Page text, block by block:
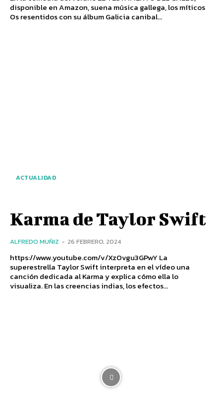
disponible en Amazon, suena música gallega, los míticos
Os resentidos con su álbum Galicia canibal...
ACTUALIDAD
Karma de Taylor Swift
ALFREDO MUÑIZ - 26 FEBRERO, 2024
https://www.youtube.com/v/XzOvgu3GPwY La
superestrella Taylor Swift interpreta en el vídeo una
canción dedicada al Karma y explica cómo ella lo
visualiza. En las creencias indias, los efectos...